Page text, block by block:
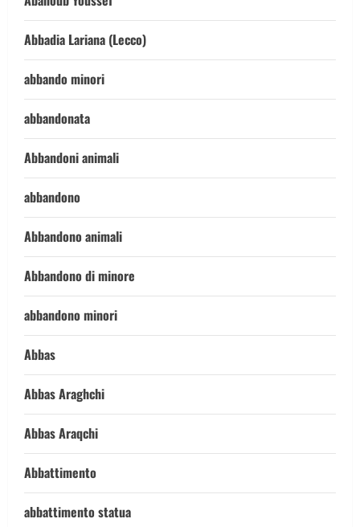
Abbadia Lariana (Lecco)
abbando minori
abbandonata
Abbandoni animali
abbandono
Abbandono animali
Abbandono di minore
abbandono minori
Abbas
Abbas Araghchi
Abbas Araqchi
Abbattimento
abbattimento statua